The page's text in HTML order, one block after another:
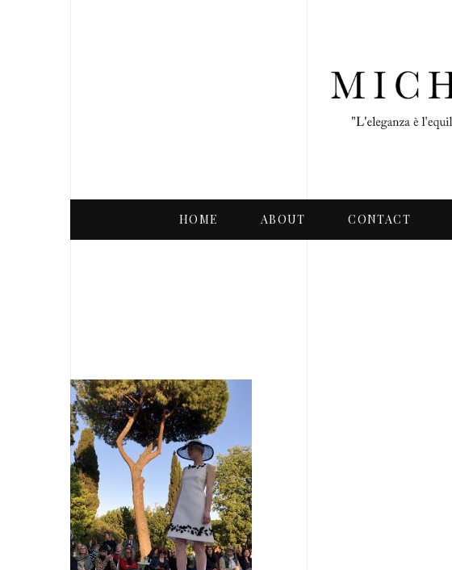
HOME ABOUT CONTACT